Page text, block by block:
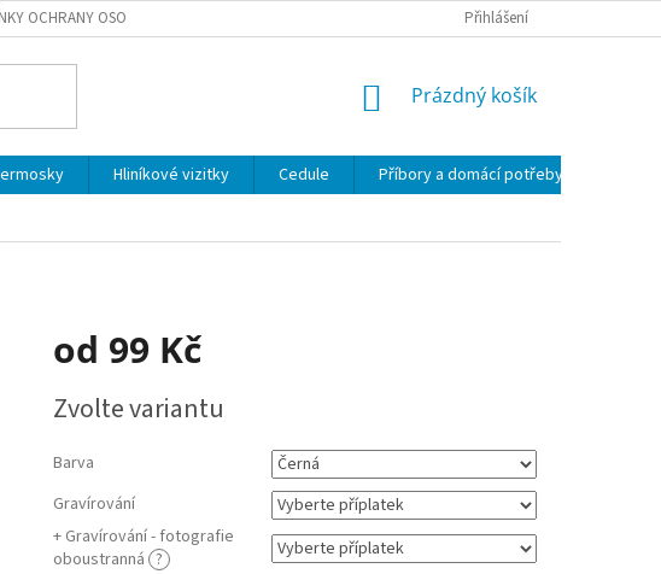
OCHRANY OSOBNÍCH ÚDAJŮ Přihlášení
NÁKUPNÍ
Prázdný košík
Hliníkové vizitky Cedule Příbory a domácí potřeby
od 99 Kč
cena:
Zvolte variantu
Barva
Gravírování
+ Gravírování - fotografie
oboustranná ?